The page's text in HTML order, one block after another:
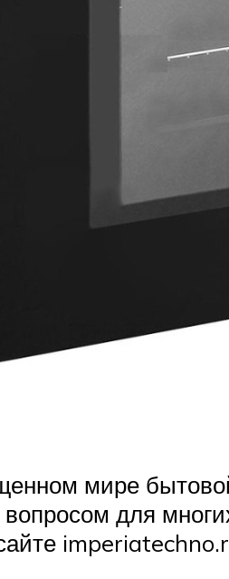
мире
для